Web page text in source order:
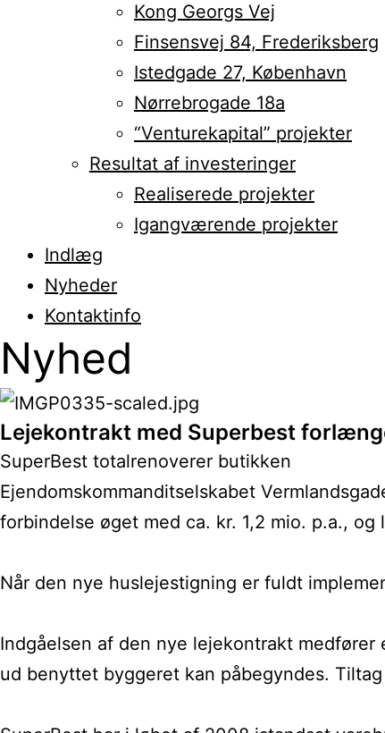
Kong Georgs Vej
Finsensvej 84, Frederiksberg
Istedgade 27, København
Nørrebrogade 18a
“Venturekapital” projekter
Resultat af investeringer
Realiserede projekter
Igangværende projekter
Indlæg
Nyheder
Kontaktinfo
Nyhed
Lejekontrakt med Superbest
SuperBest totalrenoverer butikken
Ejendomskommanditselskabet
forbindelse øget med ca. kr. 1,2 mio. p.a.,
Når den nye huslejestigning er fuldt
Indgåelsen af den nye lejekontrakt
ud benyttet byggeret kan påbegyndes.